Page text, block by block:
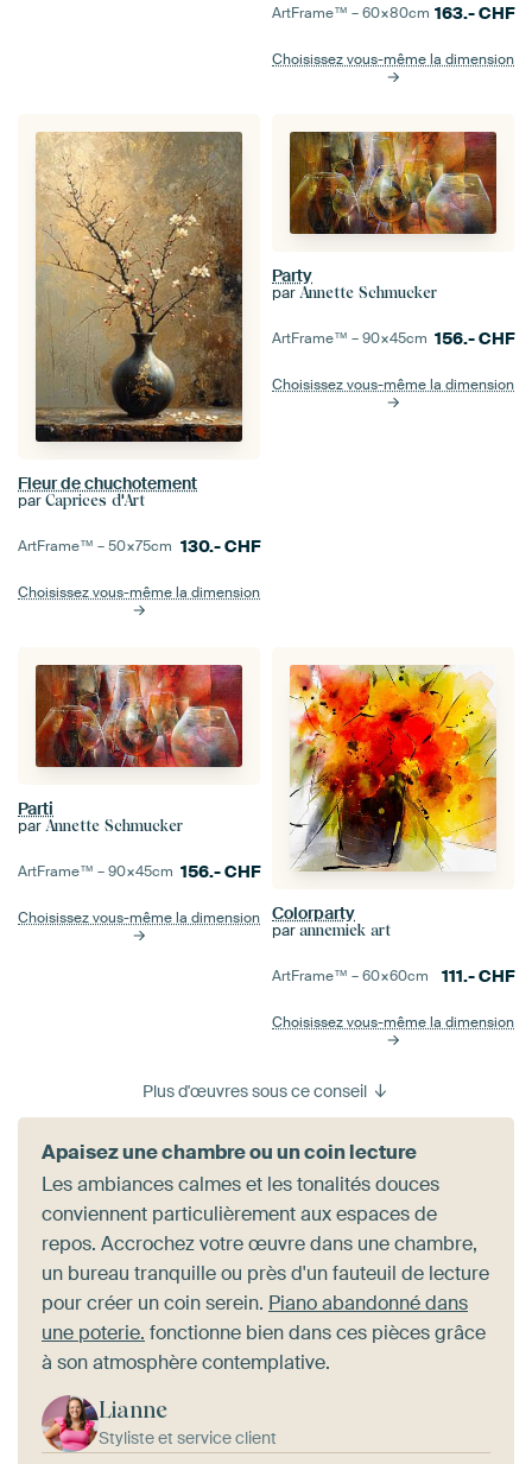
ArtFrame™ –60×80cm 163.-CHF
Choisissez vous-même la dimension
Fleur de chuchotement
par Caprices d'Art
ArtFrame™ –50×75cm 130.-CHF
Choisissez vous-même la dimension
Party
par Annette Schmucker
ArtFrame™ –90×45cm 156.-CHF
Choisissez vous-même la dimension
Parti
par Annette Schmucker
ArtFrame™ –90×45cm 156.-CHF
Choisissez vous-même la dimension Colorparty
par annemiek art
ArtFrame™ –60×60cm 111.-CHF
Choisissez vous-même la dimension
Plus d'œuvres sous ce conseil
Apaisez une chambre ou un coin lecture
Les ambiances calmes et les tonalités douces
conviennent particulièrement aux espaces de
repos. Accrochez votre œuvre dans une chambre,
un bureau tranquille ou près d'un fauteuil de lecture
pour créer un coin serein. Piano abandonné dans
une poterie. fonctionne bien dans ces pièces grâce
à son atmosphère contemplative.
Lianne
Styliste et service client